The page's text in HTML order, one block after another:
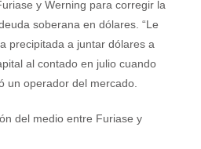
y Werning para corregir la
soberana en dólares. “Le
precipitada a juntar dólares a
al contado en julio cuando
un operador del mercado.
del medio entre Furiase y